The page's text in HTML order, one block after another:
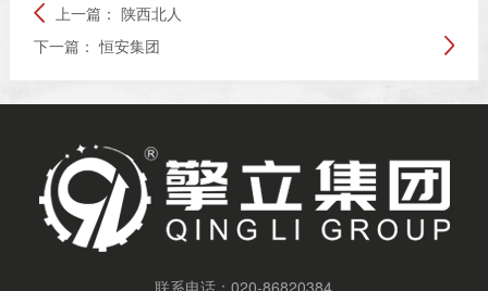
上一篇： 陕西北人
下一篇： 恒安集团